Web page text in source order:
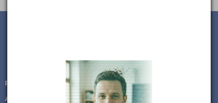
JSME TAM, KDE JSTE VY
Poradenství v přípravě ke studiu
AMOS -